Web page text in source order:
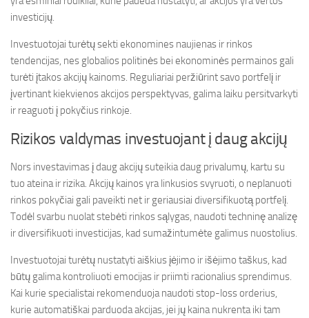
investicijų.
Investuotojai turėtų sekti ekonomines naujienas ir rinkos
tendencijas, nes globalios politinės bei ekonominės permainos gali
turėti įtakos akcijų kainoms. Reguliariai peržiūrint savo portfelį ir
įvertinant kiekvienos akcijos perspektyvas, galima laiku persitvarkyti
ir reaguoti į pokyčius rinkoje.
Rizikos valdymas investuojant į daug akcijų
Nors investavimas į daug akcijų suteikia daug privalumų, kartu su
tuo ateina ir rizika. Akcijų kainos yra linkusios svyruoti, o neplanuoti
rinkos pokyčiai gali paveikti net ir geriausiai diversifikuotą portfelį.
Todėl svarbu nuolat stebėti rinkos sąlygas, naudoti techninę analizę
ir diversifikuoti investicijas, kad sumažintumėte galimus nuostolius.
Investuotojai turėtų nustatyti aiškius įėjimo ir išėjimo taškus, kad
būtų galima kontroliuoti emocijas ir priimti racionalius sprendimus.
Kai kurie specialistai rekomenduoja naudoti stop-loss orderius,
kurie automatiškai parduoda akcijas, jei jų kaina nukrenta iki tam